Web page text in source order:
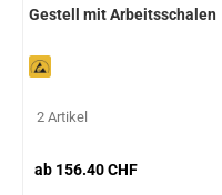
Gestell mit Arbeitsschalen
2 Artikel
ab 156.40 CHF